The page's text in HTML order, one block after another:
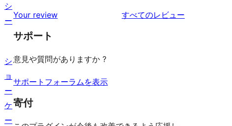
ー
ュ
ー
ビ
ュ
レ
ビ
ー
星
レ
ュ
ー
Your review すべてのレビュー
サポート
意見や質問がありますか ?
サポートフォーラムを表示
寄付
シ
ー
シ
ョ
ー
ケ
ー